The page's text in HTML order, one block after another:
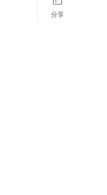
分享